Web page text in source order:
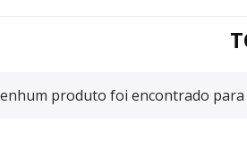
produto foi encontrado para